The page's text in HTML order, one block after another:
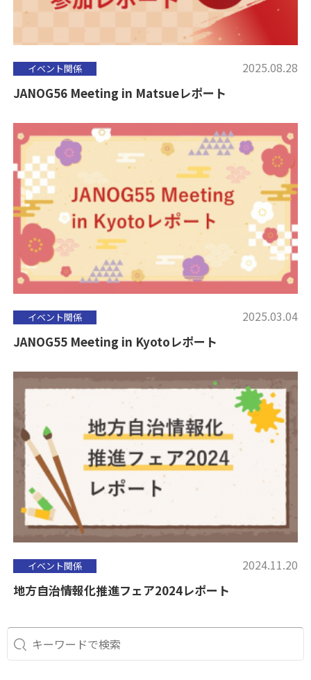
イベント関係 2025.08.28
JANOG56 Meeting in Matsueレポート
イベント関係 2025.03.04
JANOG55 Meeting in Kyotoレポート
イベント関係 2024.11.20
地方自治情報化推進フェア2024レポート